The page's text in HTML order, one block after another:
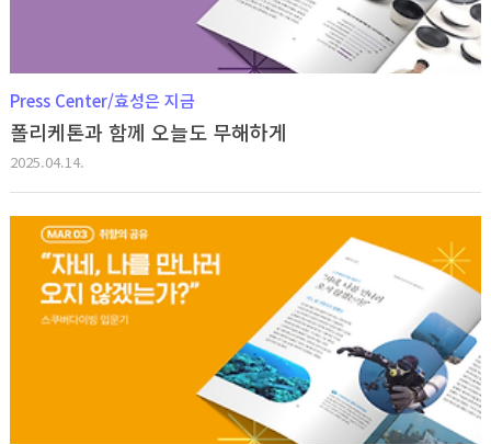
Press Center/효성은 지금
폴리케톤과 함께 오늘도 무해하게
2025.04.14.